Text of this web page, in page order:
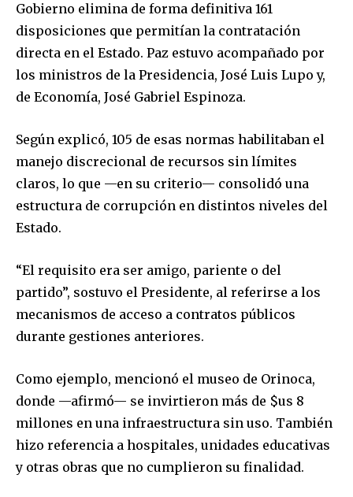
Join our community of
Gobierno elimina de forma definitiva 161
disposiciones que permitían la contratación
directa en el Estado. Paz estuvo acompañado por
los ministros de la Presidencia, José Luis Lupo y,
de Economía, José Gabriel Espinoza.
Según explicó, 105 de esas normas habilitaban el
manejo discrecional de recursos sin límites
claros, lo que —en su criterio— consolidó una
estructura de corrupción en distintos niveles del
Estado.
“El requisito era ser amigo, pariente o del
partido”, sostuvo el Presidente, al referirse a los
mecanismos de acceso a contratos públicos
durante gestiones anteriores.
Como ejemplo, mencionó el museo de Orinoca,
donde —afirmó— se invirtieron más de $us 8
millones en una infraestructura sin uso. También
hizo referencia a hospitales, unidades educativas
y otras obras que no cumplieron su finalidad.